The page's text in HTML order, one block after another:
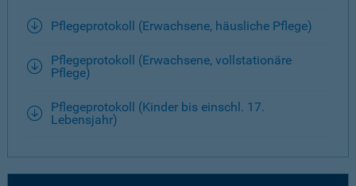
Pflegeprotokoll (Erwachsene, häusliche Pflege)
Pflegeprotokoll (Erwachsene, vollstationäre
Pflege)
Pflegeprotokoll (Kinder bis einschl. 17.
Lebensjahr)